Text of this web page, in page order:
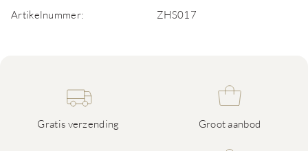
Artikelnummer: ZHS017
Gratis verzending Groot aanbod